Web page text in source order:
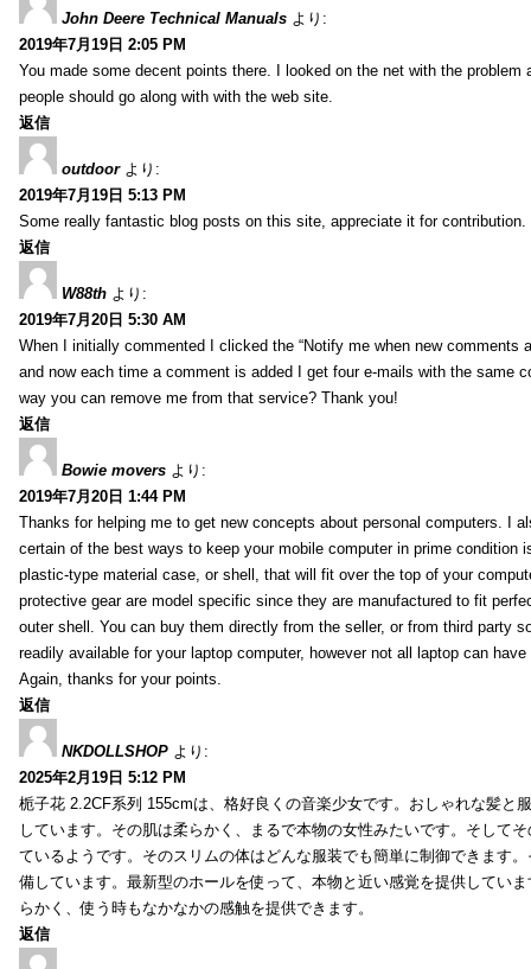
John Deere Technical Manuals より:
2019年7月19日 2:05 PM
You made some decent points there. I looked on the net with the problem
people should go along with with the web site.
返信
outdoor より:
2019年7月19日 5:13 PM
Some really fantastic blog posts on this site, appreciate it for contribution.
返信
W88th より:
2019年7月20日 5:30 AM
When I initially commented I clicked the “Notify me when new comments
and now each time a comment is added I get four e-mails with the same
way you can remove me from that service? Thank you!
返信
Bowie movers より:
2019年7月20日 1:44 PM
Thanks for helping me to get new concepts about personal computers. I
certain of the best ways to keep your mobile computer in prime condition
plastic-type material case, or shell, that will fit over the top of your
protective gear are model specific since they are manufactured to fit
outer shell. You can buy them directly from the seller, or from third party
readily available for your laptop computer, however not all laptop can
Again, thanks for your points.
返信
NKDOLLSHOP より:
2025年2月19日 5:12 PM
栀子花 2.2CF系列 155cmは、格好良くの音楽少女です。おしゃれな髪と
しています。その肌は柔らかく、まるで本物の女性みたいです。そして
ているようです。そのスリムの体はどんな服装でも簡単に制御できます
備しています。最新型のホールを使って、本物と近い感覚を提供してい
らかく、使う時もなかなかの感触を提供できます。
返信